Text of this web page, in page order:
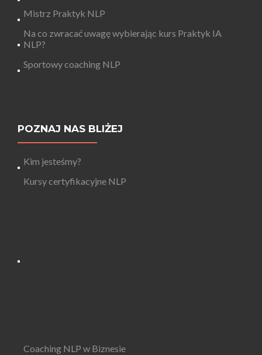
Mistrz Praktyk NLP
Na co zwracać uwagę wybierając kurs Praktyk IA
NLP?
Sportowy coaching NLP
POZNAJ NAS BLIŻEJ
Kim jesteśmy?
Kursy certyfikacyjne NLP
Coaching NLP w Biznesie